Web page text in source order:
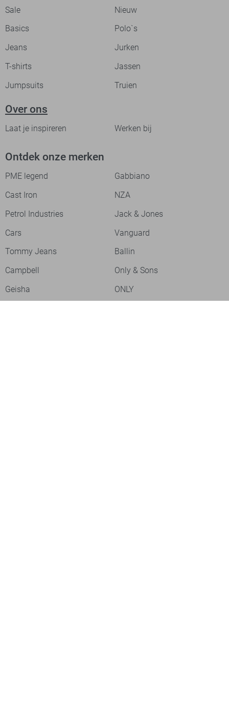
Sale
Nieuw
Basics
Polo`s
Jeans
Jurken
T-shirts
Jassen
Jumpsuits
Truien
Over ons
Laat je inspireren Werken bij
Ontdek onze merken
PME legend
Gabbiano
Cast Iron
NZA
Petrol Industries
Jack & Jones
Cars
Vanguard
Tommy Jeans
Ballin
Campbell
Only & Sons
Geisha
ONLY